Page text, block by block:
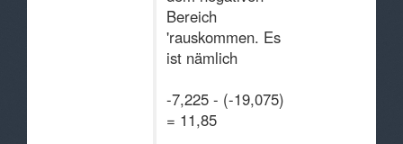
Bereich
'rauskommen. Es
ist nämlich
-7,225 - (-19,075)
= 11,85